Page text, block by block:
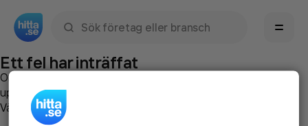
Ett fel har inträffat
Om du vill kan du
uppstod så att vi lättare och snabbare kan avhjälpa det.
Vänligen försök med följande: